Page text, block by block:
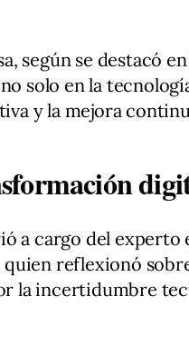
según se destacó
solo en la
y la mejora
a cargo del experto
quien reflexionó
la incertidumbre